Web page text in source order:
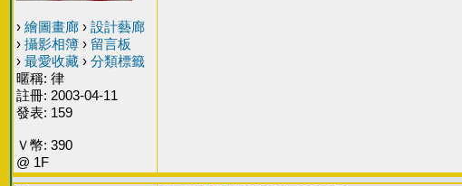
› 繪圖畫廊 › 設計藝廊
› 攝影相簿 › 留言板
› 最愛收藏 › 分類標籤
暱稱: 律
註冊: 2003-04-11
發表: 159
Ｖ幣: 390
@ 1F